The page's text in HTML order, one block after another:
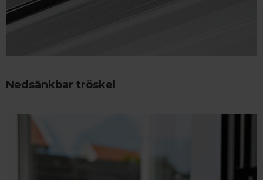
Nedsänkbar tröskel